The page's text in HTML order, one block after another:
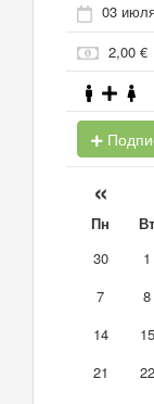
03
2,00 €
«
Пн Вт
30
1
7
8
14
15
21
22